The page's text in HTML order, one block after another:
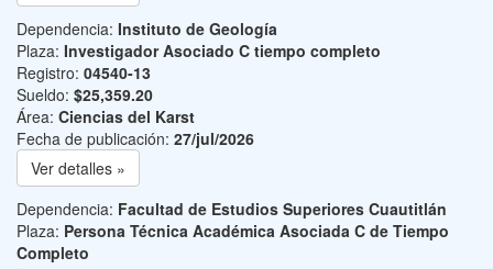
Dependencia: Instituto de Geología
Plaza: Investigador Asociado C tiempo completo
Registro: 04540-13
Sueldo: $25,359.20
Área: Ciencias del Karst
Fecha de publicación: 27/jul/2026
Ver detalles »
Dependencia: Facultad de Estudios Superiores Cuautitlán
Plaza: Persona Técnica Académica Asociada C de Tiempo
Completo